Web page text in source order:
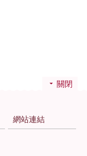
關閉
網站連結